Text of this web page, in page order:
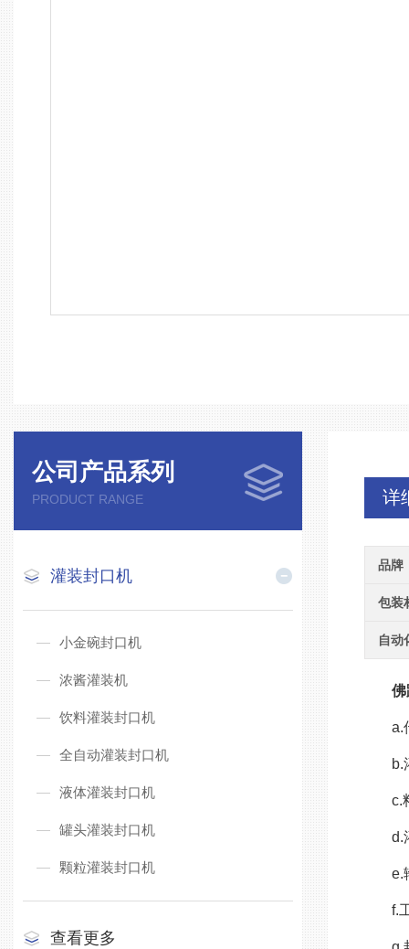
公司产品系列
PRODUCT RANGE
灌装封口机
小金碗封口机
浓酱灌装机
饮料灌装封口机
全自动灌装封口机
液体灌装封口机
罐头灌装封口机
颗粒灌装封口机
查看更多
详
品牌
包装
自动
a.
b.
c.
d.
e.
f.